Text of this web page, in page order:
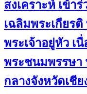
สงเคราะห์ เข้า
เฉลิมพระเกียร
พระเจ้าอยู่หัว เ
พระชนมพรรษา
กลางจังหวัดเชีย